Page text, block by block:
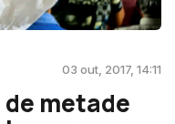
03 out, 2017, 14:11
metade